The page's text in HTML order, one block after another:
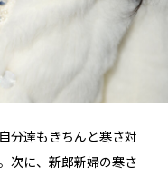
分達もきちんと寒さ対
次に、新郎新婦の寒さ